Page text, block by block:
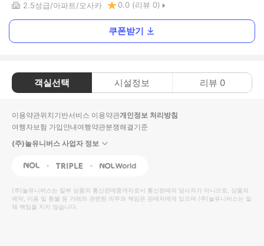
2.5성급 아파트 오사카 0.0 (리뷰 0)
쿠폰받기
객실선택 시설정보 리뷰 0
이용약관위치기반서비스 이용약관개인정보 처리방침
여행자보험 가입안내여행약관분쟁해결기준
(주)놀유니버스 사업자 정보
NOL Triple Interpark Global
(주)놀유니버스는 일부 상품의 통신판매중개자로서 통신판매의 당사자가 아니므로, 상품의
예약, 이용 및 환불 등 거래와 관련된 의무와 책임은 판매자에게 있으며 (주)놀유니버스는 일
체 책임을 지지 않습니다.